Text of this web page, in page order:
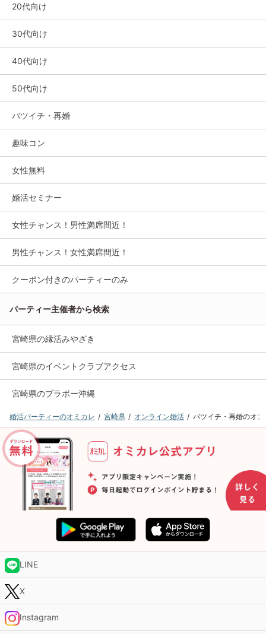
20代向け
30代向け
40代向け
50代向け
バツイチ・再婚
趣味コン
女性無料
婚活セミナー
女性チャンス！男性満席間近！
男性チャンス！女性満席間近！
クーポン付きのパーティーのみ
パーティー主催者から検索
宮崎県の縁活みやざき
宮崎県のイベントクラブアクセス
宮崎県のブラボー沖縄
婚活パーティーのオミカレ 宮崎県 オンライン婚活 バツイチ・再婚のオ
LINE
X
Instagram